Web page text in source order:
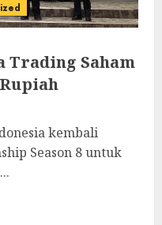
Trading Saham
kembali
Season 8 untuk